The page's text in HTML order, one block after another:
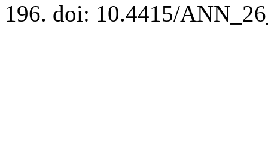
196. doi: 10.4415/